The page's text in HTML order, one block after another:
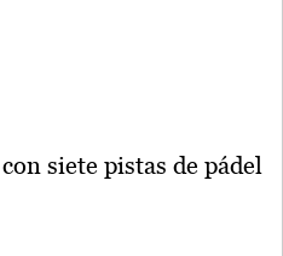
siete pistas de pádel